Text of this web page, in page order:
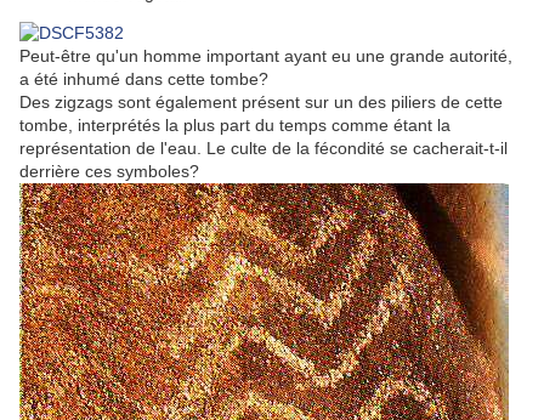
Peut-être qu'un homme important ayant eu une grande autorité,
a été inhumé dans cette tombe?
Des zigzags sont également présent sur un des piliers de cette
tombe, interprétés la plus part du temps comme étant la
représentation de l'eau. Le culte de la fécondité se cacherait-t-il
derrière ces symboles?